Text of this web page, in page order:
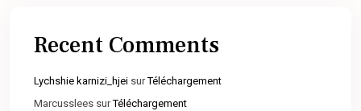
Recent Comments
Lychshie karnizi_hjei surTéléchargement
Marcusslees surTéléchargement